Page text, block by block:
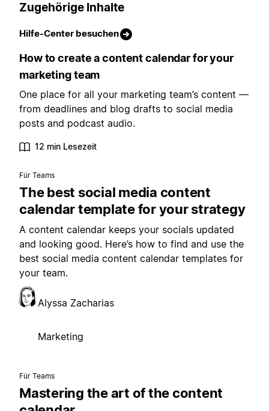
Zugehörige Inhalte
Hilfe-Center besuchen
How to create a content calendar for your
marketing team
One place for all your marketing team’s content —
from deadlines and blog drafts to social media
posts and podcast audio.
12 min Lesezeit
Für Teams
The best social media content
calendar template for your strategy
A content calendar keeps your socials updated
and looking good. Here’s how to find and use the
best social media content calendar templates for
your team.
Alyssa Zacharias
Marketing
Für Teams
Mastering the art of the content